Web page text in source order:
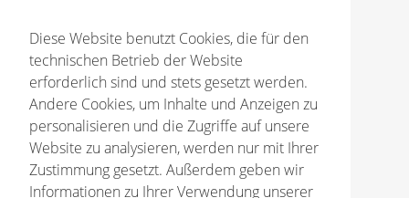
Diese Website benutzt Cookies, die für den
technischen Betrieb der Website
erforderlich sind und stets gesetzt werden.
Andere Cookies, um Inhalte und Anzeigen zu
personalisieren und die Zugriffe auf unsere
Website zu analysieren, werden nur mit Ihrer
Zustimmung gesetzt. Außerdem geben wir
Informationen zu Ihrer Verwendung unserer
© 2026 Bruno Gröning Stiftung